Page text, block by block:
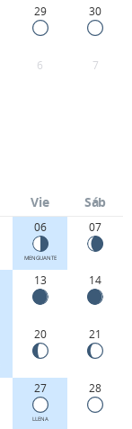
29 30
6 7
Vie Sáb
06
MENGUANTE
07
13 14
20 21
27
LLENA
28